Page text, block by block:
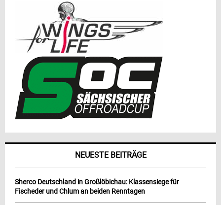
NEUESTE BEITRÄGE
Sherco Deutschland in Großlöbichau: Klassensiege für
Fischeder und Chlum an beiden Renntagen